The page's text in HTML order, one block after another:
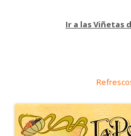
Ir a las Viñetas